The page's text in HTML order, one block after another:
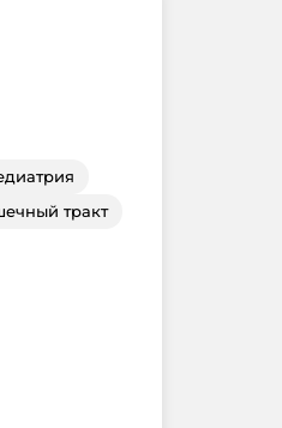
тракт